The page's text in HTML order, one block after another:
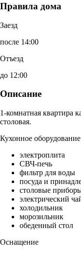
Правила дома
Заезд
после 14:00
Отъезд
до 12:00
Описание
1-комнатная квартира
столовая.
Кухонное оборудование
электроплита
СВЧ-печь
фильтр для воды
посуда и
столовые
электрический
холодильник
морозильник
обеденный стол
Оснащение